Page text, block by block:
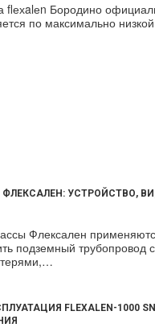
flехalеn Бородино
по максимально
УСТРОЙСТВО,
Флексален
подземный трубопровод
FLEXALEN-1000